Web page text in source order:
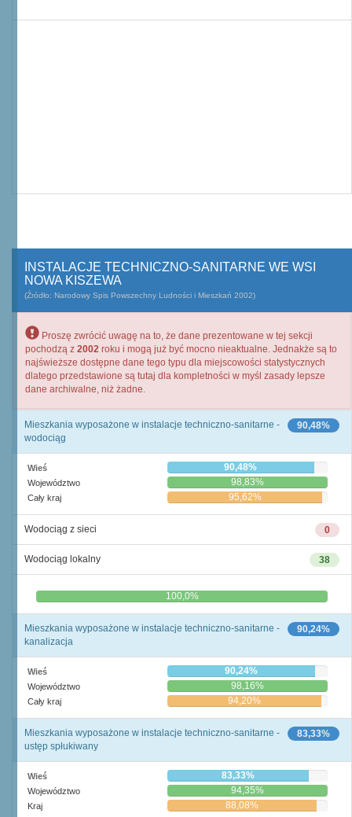
INSTALACJE TECHNICZNO-SANITARNE WE WSI
NOWA KISZEWA
(Źródło: Narodowy Spis Powszechny Ludności i Mieszkań 2002)
Proszę zwrócić uwagę na to, że dane prezentowane w tej sekcji
pochodzą z 2002 roku i mogą już być mocno nieaktualne. Jednakże są to
najświeższe dostępne dane tego typu dla miejscowości statystycznych
dlatego przedstawione są tutaj dla kompletności w myśl zasady lepsze
dane archiwalne, niż żadne.
90,48%
Mieszkania wyposażone w instalacje techniczno-sanitarne -
wodociąg
Wieś 90,48%
Województwo 98,83%
Cały kraj 95,62%
0
Wodociąg z sieci
38
Wodociąg lokalny
0,0% 100,0%
90,24%
Mieszkania wyposażone w instalacje techniczno-sanitarne -
kanalizacja
Wieś 90,24%
Województwo 98,16%
Cały kraj 94,20%
83,33%
Mieszkania wyposażone w instalacje techniczno-sanitarne -
ustęp spłukiwany
Wieś 83,33%
Województwo 94,35%
Kraj 88,08%